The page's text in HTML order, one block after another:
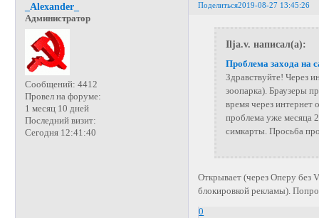
Поделиться2019-08-27 13:45:26
_Alexander_
Администратор
Сообщений: 4412
Провел на форуме:
1 месяц 10 дней
Последний визит:
Сегодня 12:41:40
Ilja.v. написал(а):
Проблема захода на
Здравствуйте! Через
зоопарка). Браузеры
время через интернет
проблема уже месяца
симкарты. Просьба
Открывает (через Оперу без
блокировкой рекламы).
0